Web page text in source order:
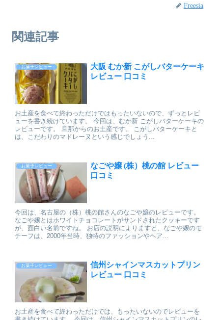
Freesia
関連記事
お菓子レビュー
大阪 むか新 こがしバターケーキ
レビュー 口コミ
お土産を食べて終わっただけではもったいないので、ずっとレビ
ューを書き続けています。 今回は、むか新 こがしバターケーキの
レビューです。 旦那からのお土産です。 こがしバターケーキと
は、こだわりのマドレーヌという感じでしょう...
お菓子レビュー
なごや嬢 (株）桃の館 レビュー
口コミ
今回は、名古屋の（株）桃の館さんのなごや嬢のレビューです。
なごや嬢とはホワイトチョコレートがサンドされたクッキーです
が、面白い名前ですね。 お店の説明によりますと、なごや嬢のモ
チーフは、2000年当時、独特のファッションやヘア...
お菓子レビュー
信州シャインマスカットプリン
レビュー 口コミ
お土産を食べて終わっただけでは、もったいないのでレビューを